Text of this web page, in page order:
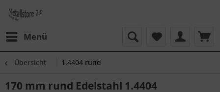
Menü
Übersicht 1.4404 rund
170 mm rund Edelstahl 1.4404